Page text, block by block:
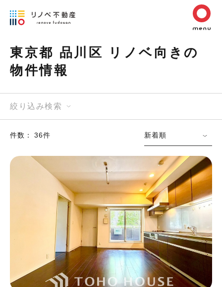
東京都 品川区 リノベ向きの
物件情報
絞り込み検索
件数： 36件 新着順